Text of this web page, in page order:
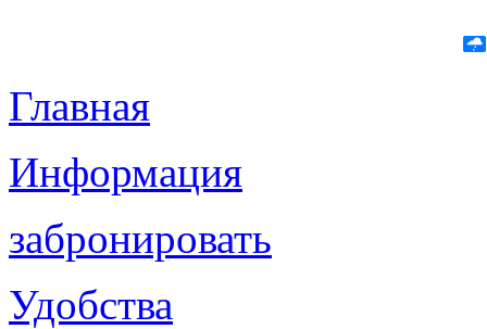
Главная
Информация
забронировать
Удобства